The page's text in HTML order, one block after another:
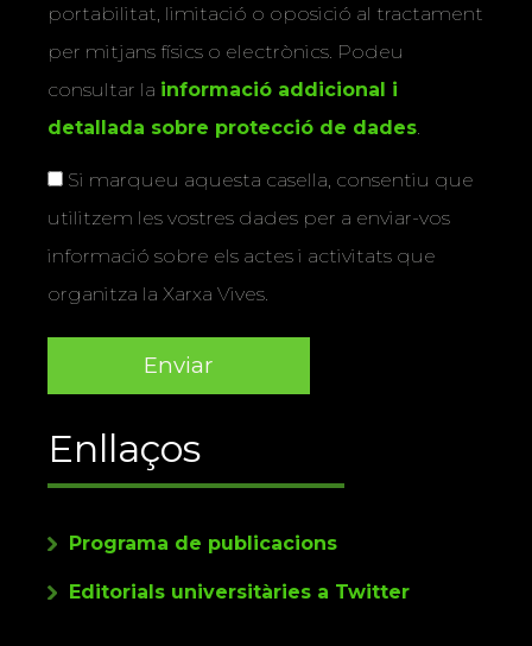
portabilitat, limitació o oposició al tractament
per mitjans físics o electrònics. Podeu
consultar la informació addicional i
detallada sobre protecció de dades
Si marqueu aquesta casella, consentiu que
utilitzem les vostres dades per a enviar-vos
informació sobre els actes i activitats que
organitza la Xarxa Vives.
Enllaços
Programa de publicacions
Editorials universitàries a Twitter